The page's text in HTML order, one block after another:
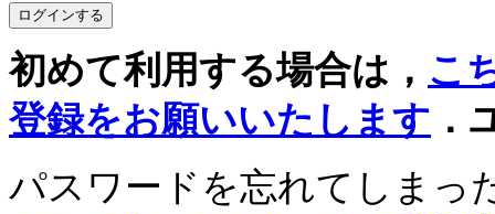
初めて利用する場合は， こ
登録をお願いいたします ．
パスワードを忘れてしまっ